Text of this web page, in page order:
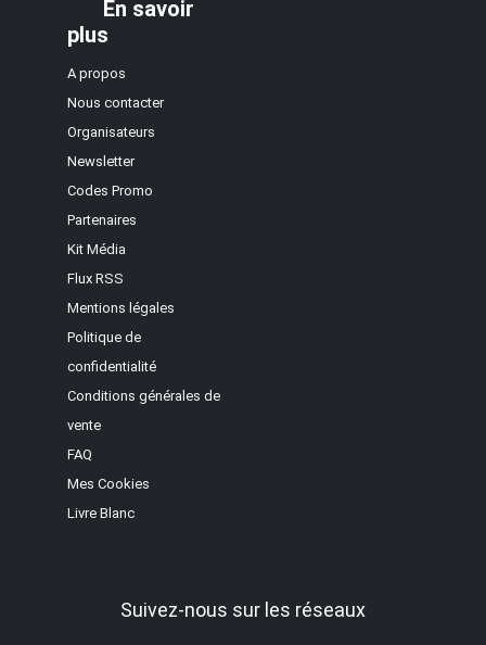
En savoir
plus
A propos
Nous contacter
Organisateurs
Newsletter
Codes Promo
Partenaires
Kit Média
Flux RSS
Mentions légales
Politique de
confidentialité
Conditions générales de
vente
FAQ
Mes Cookies
Livre Blanc
Suivez-nous sur les réseaux